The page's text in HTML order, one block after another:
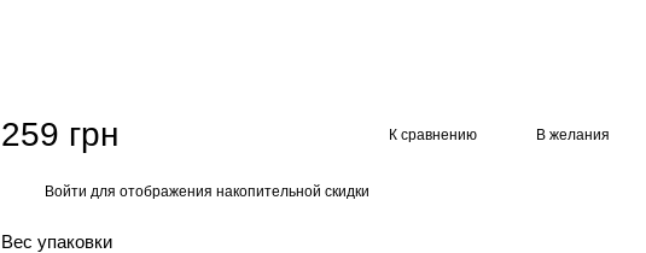
259 грн К сравнению В желания
Войти для отображения накопительной скидки
Вес упаковки